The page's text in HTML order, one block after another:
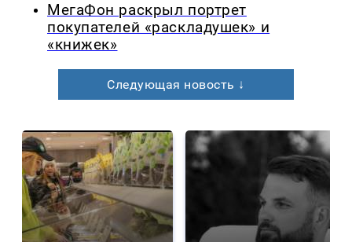
МегаФон раскрыл портрет
покупателей «раскладушек» и
«книжек»
Следующая новость ↓